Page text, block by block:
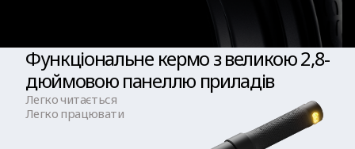
Функціональне кермо з великою 2,8-
дюймовою панеллю приладів
Легко читається
Легко працювати
Bluetooth
Так